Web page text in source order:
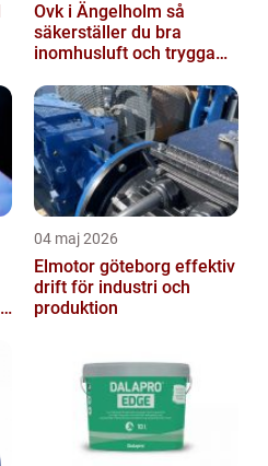
Ovk i Ängelholm så
säkerställer du bra
inomhusluft och trygga
04 maj 2026
Elmotor göteborg effektiv
drift för industri och
produktion